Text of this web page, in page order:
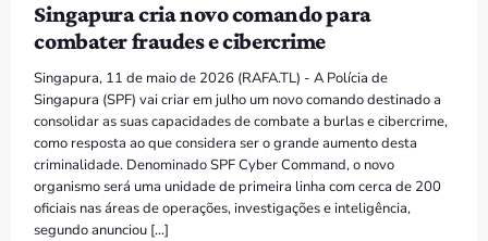
PORTUGUÊS
PRÓXIMOS PROGRAMAS
Bom dia RAFA
7:00 AM - 9:00 AM
Bom dia RAFA
7:00 AM - 10:00 AM
Singapura cria novo comando para
combater fraudes e cibercrime
Singapura, 11 de maio de 2026 (RAFA.TL) - A Polícia de
Singapura (SPF) vai criar em julho um novo comando destinado a
consolidar as suas capacidades de combate a burlas e cibercrime,
como resposta ao que considera ser o grande aumento desta
criminalidade. Denominado SPF Cyber Command, o novo
organismo será uma unidade de primeira linha com cerca de 200
oficiais nas áreas de operações, investigações e inteligência,
segundo anunciou […]